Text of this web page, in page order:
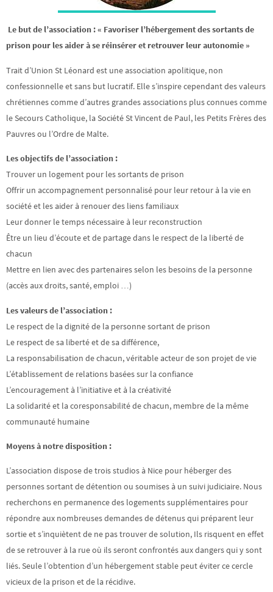
Le but de l’association : « Favoriser l’hébergement des sortants de
prison pour les aider à se réinsérer et retrouver leur autonomie »
Trait d’Union St Léonard est une association apolitique, non
confessionnelle et sans but lucratif. Elle s’inspire cependant des valeurs
chrétiennes comme d’autres grandes associations plus connues comme
le Secours Catholique, la Société St Vincent de Paul, les Petits Frères des
Pauvres ou l’Ordre de Malte.
Les objectifs de l’association :
Trouver un logement pour les sortants de prison
Offrir un accompagnement personnalisé pour leur retour à la vie en
société et les aider à renouer des liens familiaux
Leur donner le temps nécessaire à leur reconstruction
Être un lieu d’écoute et de partage dans le respect de la liberté de
chacun
Mettre en lien avec des partenaires selon les besoins de la personne
(accès aux droits, santé, emploi …)
Les valeurs de l’association :
Le respect de la dignité de la personne sortant de prison
Le respect de sa liberté et de sa différence,
La responsabilisation de chacun, véritable acteur de son projet de vie
L’établissement de relations basées sur la confiance
L’encouragement à l’initiative et à la créativité
La solidarité et la coresponsabilité de chacun, membre de la même
communauté humaine
Moyens à notre disposition :
L’association dispose de trois studios à Nice pour héberger des
personnes sortant de détention ou soumises à un suivi judiciaire. Nous
recherchons en permanence des logements supplémentaires pour
répondre aux nombreuses demandes de détenus qui préparent leur
sortie et s’inquiètent de ne pas trouver de solution, Ils risquent en effet
de se retrouver à la rue où ils seront confrontés aux dangers qui y sont
liés. Seule l’obtention d’un hébergement stable peut éviter ce cercle
vicieux de la prison et de la récidive.